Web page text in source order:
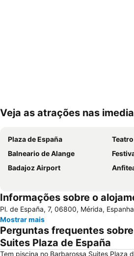
Ampliar mapa
Veja as atrações nas
Plaza de España
Balneario de Alange
Festival
Badajoz Airport
Informações sobre o
Pl. de España, 7, 06800, Mérida, Espanha
Mostrar mais
Perguntas frequentes
Suites Plaza de España
Tem piscina no Barbarossa Suites Plaza